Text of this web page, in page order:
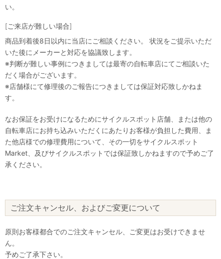
い。
[ご来店が難しい場合]
商品到着後8日以内に当店にご相談ください。 状況をご提示いただ
いた後にメーカーと対応を協議致します。
※判断が難しい事例につきましては最寄の自転車店にてご相談いた
だく場合がございます。
※店舗様にて修理後のご報告につきましては保証対応致しかねま
す。
なお保証をお受けになるためにサイクルスポット店舗、または他の
自転車店にお持ち込みいただくにあたりお客様が負担した費用、ま
た他店様での修理費用について、その一切をサイクルスポット
Market、及びサイクルスポットでは保証致しかねますので予めご了
承ください。
ご注文キャンセル、およびご変更について
原則お客様都合でのご注文キャンセル、ご変更はお受けできませ
ん。
予めご了承下さい。